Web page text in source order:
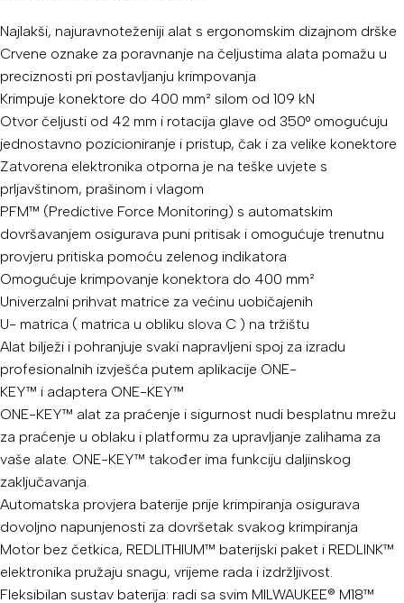
Najlakši, najuravnoteženiji alat s ergonomskim dizajnom drške
Crvene oznake za poravnanje na čeljustima alata pomažu u
preciznosti pri postavljanju krimpovanja
Krimpuje konektore do 400 mm² silom od 109 kN
Otvor čeljusti od 42 mm i rotacija glave od 350° omogućuju
jednostavno pozicioniranje i pristup, čak i za velike konektore
Zatvorena elektronika otporna je na teške uvjete s
prljavštinom, prašinom i vlagom
PFM™ (Predictive Force Monitoring) s automatskim
dovršavanjem osigurava puni pritisak i omogućuje trenutnu
provjeru pritiska pomoću zelenog indikatora
Omogućuje krimpovanje konektora do 400 mm²
Univerzalni prihvat matrice za većinu uobičajenih
U- matrica ( matrica u obliku slova C ) na tržištu
Alat bilježi i pohranjuje svaki napravljeni spoj za izradu
profesionalnih izvješća putem aplikacije ONE-
KEY™ i adaptera ONE-KEY™
ONE-KEY™ alat za praćenje i sigurnost nudi besplatnu mrežu
za praćenje u oblaku i platformu za upravljanje zalihama za
vaše alate. ONE-KEY™ također ima funkciju daljinskog
zaključavanja.
Automatska provjera baterije prije krimpiranja osigurava
dovoljno napunjenosti za dovršetak svakog krimpiranja
Motor bez četkica, REDLITHIUM™ baterijski paket i REDLINK™
elektronika pružaju snagu, vrijeme rada i izdržljivost.
Fleksibilan sustav baterija: radi sa svim MILWAUKEE® M18™